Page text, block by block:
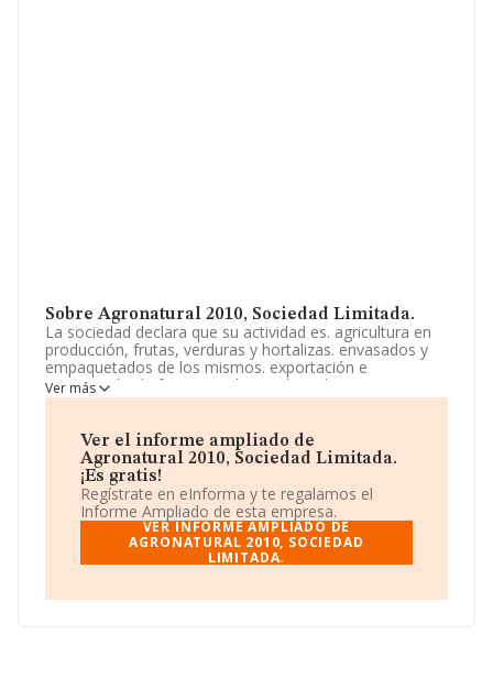
Sobre Agronatural 2010, Sociedad Limitada.
La sociedad declara que su actividad es. agricultura en
producción, frutas, verduras y hortalizas. envasados y
empaquetados de los mismos. exportación e
importación de frutas, verduras y hortalizas. transporte
nacional e internacional de mercancías por carratera. se
necesarios. La empresa aparece inscrita en el Registro
Mercantil como Sociedad Limitada. Clasifica su actividad
CNAE como 'Cultivo de frutos con hueso y pepitas',
código 0124. La compañía es importadora y
exportadora.
La sociedadAgronatural 2010, Sociedad Limitada
CIF B73987190, se encuentra en Camino Alto núm. S/N,
Ver más
Ver el informe ampliado de
Agronatural 2010, Sociedad Limitada.
¡Es gratis!
Regístrate en eInforma y te regalamos el
Informe Ampliado de esta empresa.
VER INFORME AMPLIADO DE
AGRONATURAL 2010, SOCIEDAD
LIMITADA.